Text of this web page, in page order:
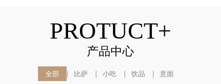
PROTUCT+
产品中心
全部 比萨 小吃 饮品 意面